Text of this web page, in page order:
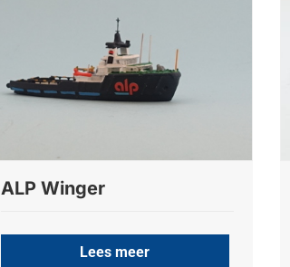
ALP Winger
Lees meer